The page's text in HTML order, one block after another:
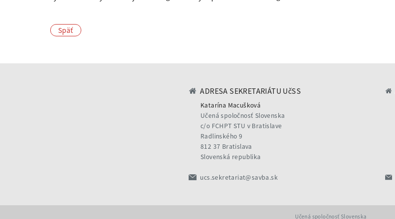
Späť
ADRESA SEKRETARIÁTU UčSS
Katarína Macušková
Učená spoločnosť Slovenska
c/o FCHPT STU v Bratislave
Radlinského 9
812 37 Bratislava
Slovenská republika
ucs.sekretariat@savba.sk
Učená spoločnosť Slovenska